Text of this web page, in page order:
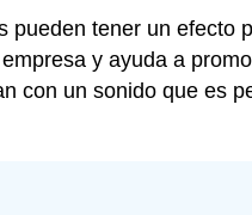
pueden tener un
y ayuda a
con un sonido que es